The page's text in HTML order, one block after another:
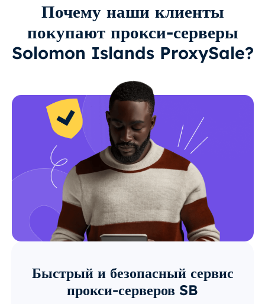
Почему наши клиенты
покупают прокси-серверы
Solomon Islands ProxySale?
Быстрый и безопасный сервис
прокси-серверов SB